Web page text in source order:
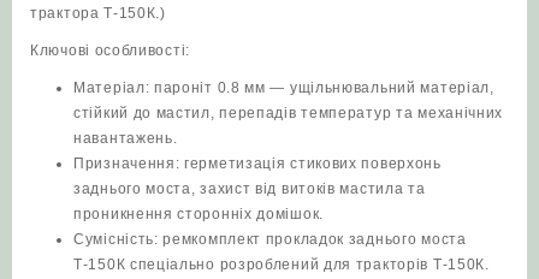
трактора Т‑150К.)
Ключові особливості:
Матеріал: пароніт 0.8 мм — ущільнювальний матеріал,
стійкий до мастил, перепадів температур та механічних
навантажень.
Призначення: герметизація стикових поверхонь
заднього моста, захист від витоків мастила та
проникнення сторонніх домішок.
Сумісність: ремкомплект прокладок заднього моста
Т-150К спеціально розроблений для тракторів Т‑150К.